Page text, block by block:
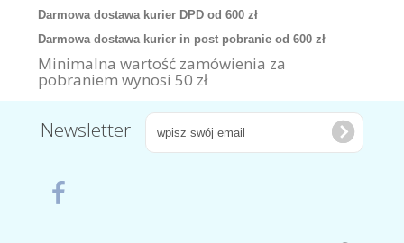
Darmowa dostawa kurier DPD od 600 zł
Darmowa dostawa kurier in post pobranie od 600 zł
Minimalna wartość zamówienia za
pobraniem wynosi 50 zł
Newsletter